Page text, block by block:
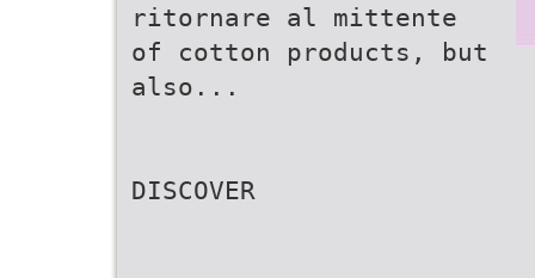
ritornare al mittente
of cotton products, but
also...
DISCOVER